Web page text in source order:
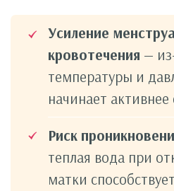
Усиление
кровотечения —
температуры и
начинает
Риск
теплая вода при
матки